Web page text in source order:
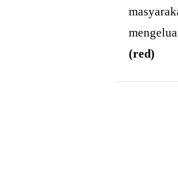
(red)